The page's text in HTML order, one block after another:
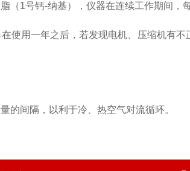
（1号钙-纳基），仪器在连续工作期间，
使用一年之后，若发现电机、压缩机有
的间隔，以利于冷、热空气对流循环。